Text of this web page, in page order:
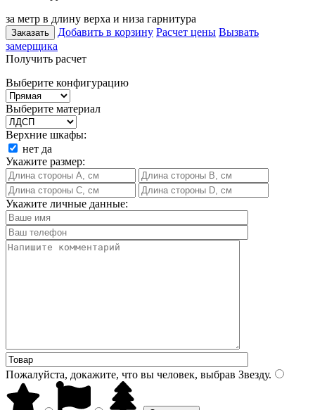
за метр в длину верха и низа гарнитура
Заказать Добавить в корзину Расчет цены Вызвать
замерщика
Получить расчет
Выберите конфигурацию
Выберите материал
Верхние шкафы:
нет да
Укажите размер:
Укажите личные данные:
Пожалуйста, докажите, что вы человек, выбрав Звезду.